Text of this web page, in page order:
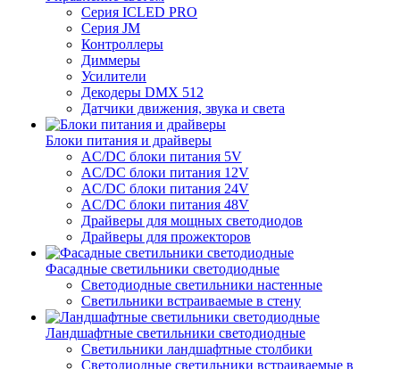
Серия ICLED PRO
Серия JM
Контроллеры
Диммеры
Усилители
Декодеры DMX 512
Датчики движения, звука и света
Блоки питания и драйверы
AC/DC блоки питания 5V
AC/DC блоки питания 12V
AC/DC блоки питания 24V
AC/DC блоки питания 48V
Драйверы для мощных светодиодов
Драйверы для прожекторов
Фасадные светильники светодиодные
Светодиодные светильники настенные
Светильники встраиваемые в стену
Ландшафтные светильники светодиодные
Светильники ландшафтные столбики
Светодиодные светильники встраиваемые в